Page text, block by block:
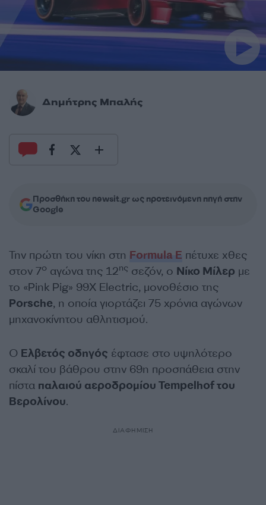
Δημήτρης Μπαλής
Προσθήκη του newsit.gr ως προτεινόμενη πηγή στην
Google
Την πρώτη του νίκη στη Formula E πέτυχε χθες
στον 7ο αγώνα της 12ης σεζόν, ο Νίκο Μίλερ με
το «Pink Pig» 99X Electric, μονοθέσιο της
Porsche, η οποία γιορτάζει 75 χρόνια αγώνων
μηχανοκίνητου αθλητισμού.
Ο Ελβετός οδηγός έφτασε στο υψηλότερο
σκαλί του βάθρου στην 69η προσπάθεια στην
πίστα παλαιού αεροδρομίου Tempelhof του
Βερολίνου.
ΔΙΑΦΗΜΙΣΗ